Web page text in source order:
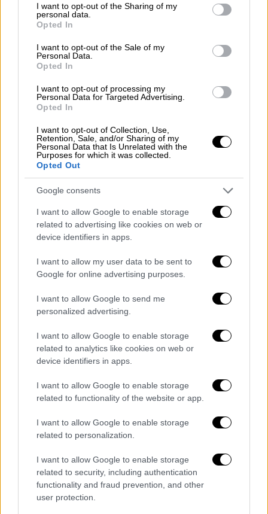
not limited to your visit or usage behaviour. You may click to
grant or deny consent to Google and its third-party tags to
use your data for below specified purposes in below Google
consent section.
I want to opt-out of the Sharing of my
personal data.
Opted In
I want to opt-out of the Sale of my
Personal Data.
Opted In
I want to opt-out of processing my
Personal Data for Targeted Advertising.
Opted In
I want to opt-out of Collection, Use,
Retention, Sale, and/or Sharing of my
Personal Data that Is Unrelated with the
Purposes for which it was collected.
Opted Out
Google consents
I want to allow Google to enable storage
related to advertising like cookies on web or
device identifiers in apps.
I want to allow my user data to be sent to
Google for online advertising purposes.
I want to allow Google to send me
personalized advertising.
I want to allow Google to enable storage
related to analytics like cookies on web or
device identifiers in apps.
I want to allow Google to enable storage
related to functionality of the website or app.
I want to allow Google to enable storage
related to personalization.
I want to allow Google to enable storage
related to security, including authentication
functionality and fraud prevention, and other
user protection.
19.01.2023 19:00
Εντυπωσιακό βίντεο: Δύτες
κατέγραψαν τεράστιο καλαμάρι στην
Ιαπωνία
Ο Γιοσούκε Τανάκα και η σύζυγός του Μίκι,
εκπαιδευτές καταδύσεων στην Τογιούκα
ενημερώθηκαν για το τεράστιο καλαμάρι
από έναν ένα ψαρά και αποφάσισαν να βγουν
στα ανοιχτά με το σκάφος τους για να το
βρουν
Κόσμος|20.08.2022 09:15